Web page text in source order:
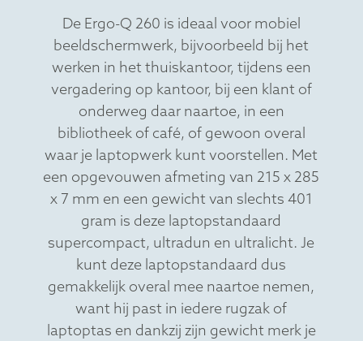
De Ergo-Q 260 is ideaal voor mobiel
beeldschermwerk, bijvoorbeeld bij het
werken in het thuiskantoor, tijdens een
vergadering op kantoor, bij een klant of
onderweg daar naartoe, in een
bibliotheek of café, of gewoon overal
waar je laptopwerk kunt voorstellen. Met
een opgevouwen afmeting van 215 x 285
x 7 mm en een gewicht van slechts 401
gram is deze laptopstandaard
supercompact, ultradun en ultralicht. Je
kunt deze laptopstandaard dus
gemakkelijk overal mee naartoe nemen,
want hij past in iedere rugzak of
laptoptas en dankzij zijn gewicht merk je